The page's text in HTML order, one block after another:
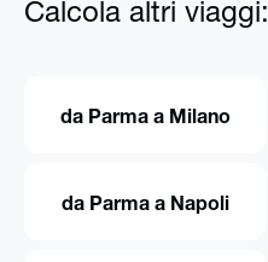
Calcola altri viaggi:
da Parma a Milano
da Parma a Napoli